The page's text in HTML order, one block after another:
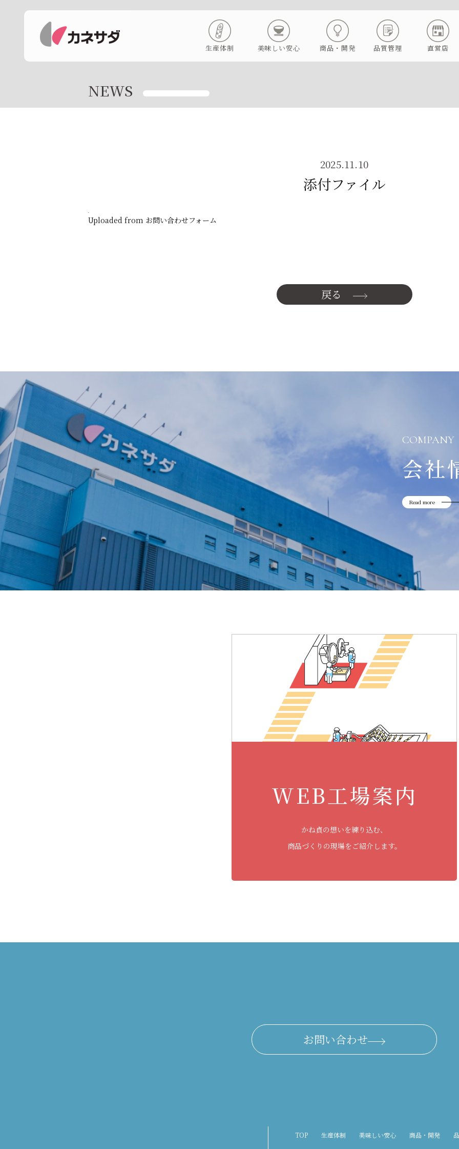
生産体制 美味しい安心 商品・開発 品質管理 直営店
NEWS
2025.11.10
添付ファイル
Uploaded from お問い合わせフォーム
戻る
COMPANY
会社
Read more
WEB工場案内
かね貞の想いを練り込む、
商品づくりの現場をご紹介します。
お問い合わせ
TOP 生産体制 美味しい安心 商品・開発